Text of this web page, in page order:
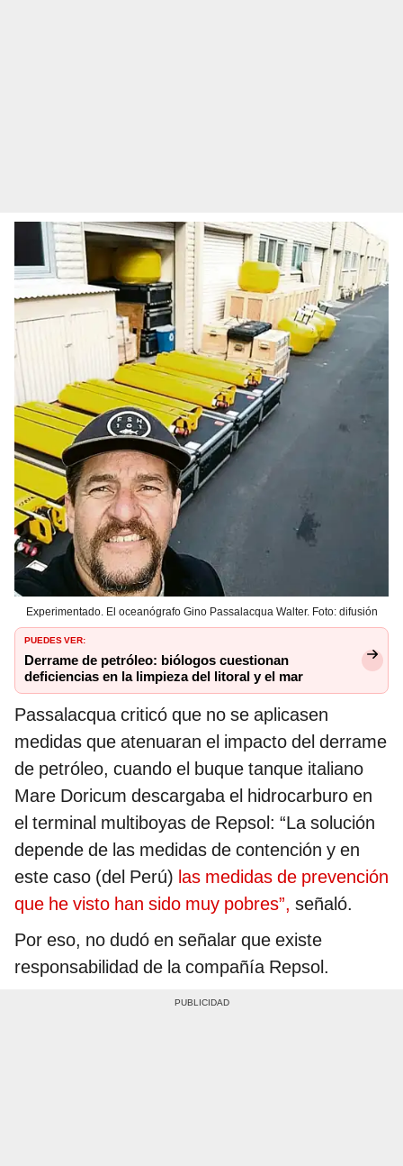
Experimentado. El oceanógrafo Gino Passalacqua Walter. Foto: difusión
PUEDES VER:
Derrame de petróleo: biólogos cuestionan
deficiencias en la limpieza del litoral y el mar
Passalacqua criticó que no se aplicasen
medidas que atenuaran el impacto del derrame
de petróleo, cuando el buque tanque italiano
Mare Doricum descargaba el hidrocarburo en
el terminal multiboyas de Repsol: “La solución
depende de las medidas de contención y en
este caso (del Perú) las medidas de prevención
que he visto han sido muy pobres”, señaló.
Por eso, no dudó en señalar que existe
responsabilidad de la compañía Repsol.